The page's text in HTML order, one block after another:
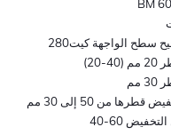
سطح الواجهة كيت280
من 50 إلى 30 مم
60-40